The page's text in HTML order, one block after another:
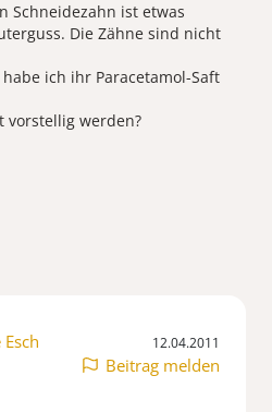
Schneidezahn ist etwas
Die Zähne sind nicht
ich ihr Paracetamol-Saft
vorstellig werden?
12.04.2011
Beitrag melden